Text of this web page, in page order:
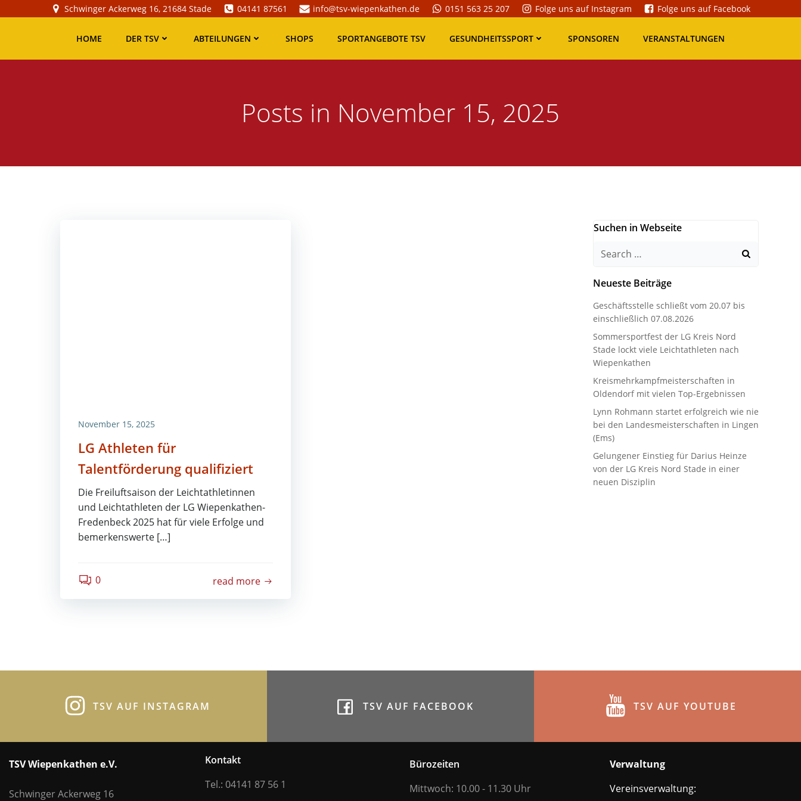
Inhalt
Schwinger Ackerweg 16, 21684 Stade 04141 87561 info@tsv-wiepenkathen.de 0151 563 25 207 Folge uns auf Instagram Folge uns auf Facebook
HOME DER TSV ABTEILUNGEN SHOPS SPORTANGEBOTE TSV GESUNDHEITSSPORT SPONSOREN VERANSTALTUNGEN
Posts in November 15, 2025
November 15, 2025
LG Athleten für
Talentförderung qualifiziert
Die Freiluftsaison der Leichtathletinnen
und Leichtathleten der LG Wiepenkathen-
Fredenbeck 2025 hat für viele Erfolge und
bemerkenswerte […]
0 read more
Suchen in Webseite
Search
Neueste Beiträge
Geschäftsstelle schließt vom 20.07 bis
einschließlich 07.08.2026
Sommersportfest der LG Kreis Nord
Stade lockt viele Leichtathleten nach
Wiepenkathen
Kreismehrkampfmeisterschaften in
Oldendorf mit vielen Top-Ergebnissen
Lynn Rohmann startet erfolgreich wie nie
bei den Landesmeisterschaften in Lingen
(Ems)
Gelungener Einstieg für Darius Heinze
von der LG Kreis Nord Stade in einer
neuen Disziplin
TSV AUF INSTAGRAM TSV AUF FACEBOOK TSV AUF YOUTUBE
TSV Wiepenkathen e.V.
Schwinger Ackerweg 16
Kontakt
Tel.: 04141 87 56 1
Bürozeiten
Mittwoch: 10.00 - 11.30 Uhr
Verwaltung
Vereinsverwaltung: